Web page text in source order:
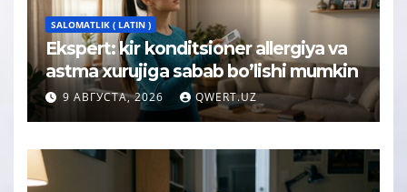
SALOMATLIK ( LATIN )
Ekspert: kir konditsioner allergiya va
astma xurujiga sabab bo’lishi mumkin
9 АВГУСТА, 2026 QWERT.UZ